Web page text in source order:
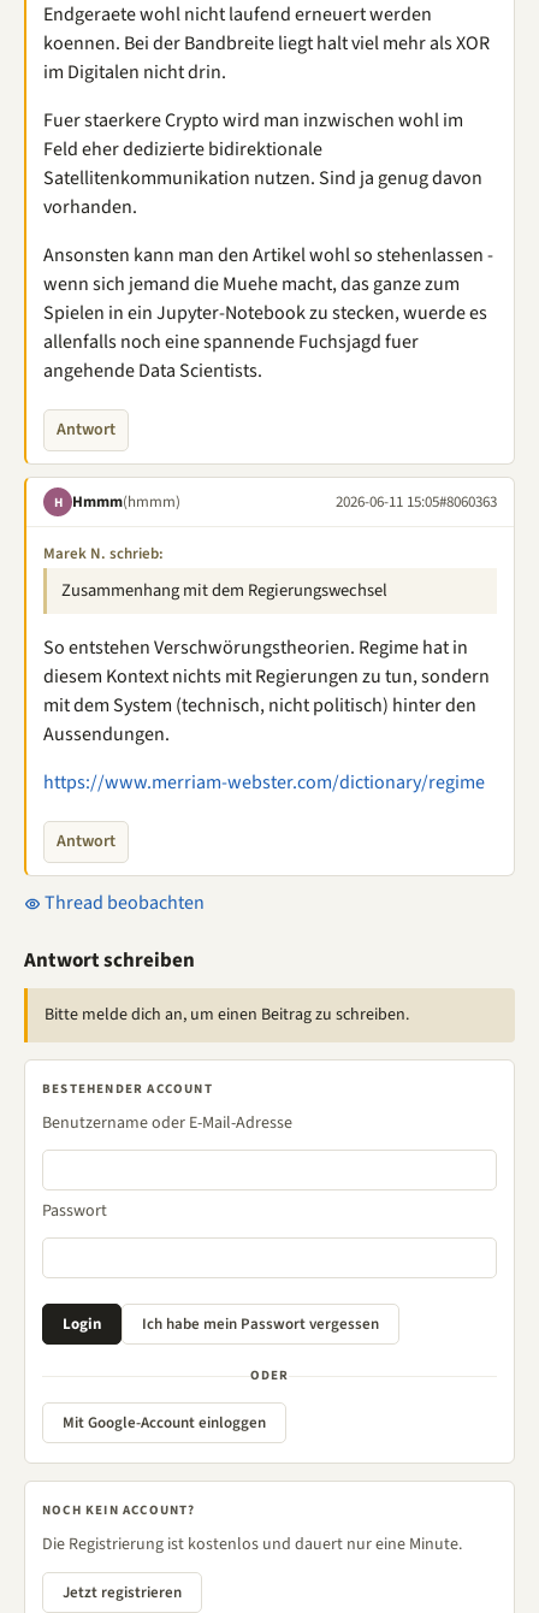
Endgeraete wohl nicht laufend erneuert werden
koennen. Bei der Bandbreite liegt halt viel mehr als XOR
im Digitalen nicht drin.
Fuer staerkere Crypto wird man inzwischen wohl im
Feld eher dedizierte bidirektionale
Satellitenkommunikation nutzen. Sind ja genug davon
vorhanden.
Ansonsten kann man den Artikel wohl so stehenlassen -
wenn sich jemand die Muehe macht, das ganze zum
Spielen in ein Jupyter-Notebook zu stecken, wuerde es
allenfalls noch eine spannende Fuchsjagd fuer
angehende Data Scientists.
Antwort
H Hmmm(hmmm) 2026-06-11 15:05#8060363
Marek N. schrieb:
Zusammenhang mit dem Regierungswechsel
So entstehen Verschwörungstheorien. Regime hat in
diesem Kontext nichts mit Regierungen zu tun, sondern
mit dem System (technisch, nicht politisch) hinter den
Aussendungen.
https://www.merriam-webster.com/dictionary/regime
Antwort
Thread beobachten
Antwort schreiben
Bitte melde dich an, um einen Beitrag zu schreiben.
BESTEHENDER ACCOUNT
Benutzername oder E-Mail-Adresse
Passwort
ODER
Mit Google-Account einloggen
NOCH KEIN ACCOUNT?
Die Registrierung ist kostenlos und dauert nur eine Minute.
Jetzt registrieren